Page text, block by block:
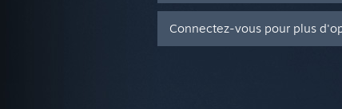
Connectez-vous pour plus